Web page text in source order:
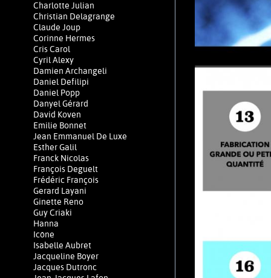
Charlotte Julian
Christian Delagrange
Claude Joup
Corinne Hermes
Cris Carol
Cyril Alexy
Damien Archangeli
Daniel Defilipi
Daniel Popp
Danyel Gérard
David Koven
Emilie Bonnet
Jean Emmanuel De Luxe
Esther Galil
Franck Nicolas
François Deguelt
Frédéric François
Gerard Layani
Ginette Reno
Guy Criaki
Hanna
Icône
Isabelle Aubret
Jacqueline Boyer
Jacques Dutronc